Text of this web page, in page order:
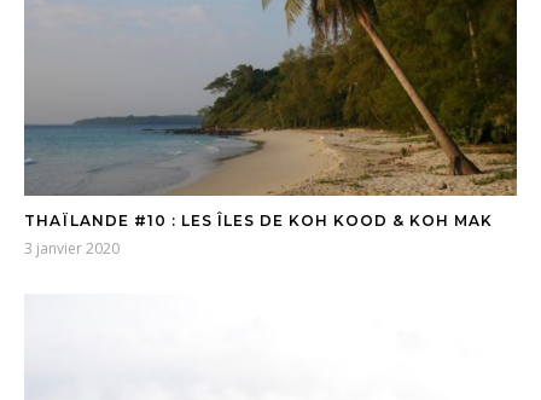
THAÏLANDE #10 : LES ÎLES DE KOH KOOD & KOH MAK
3 janvier 2020